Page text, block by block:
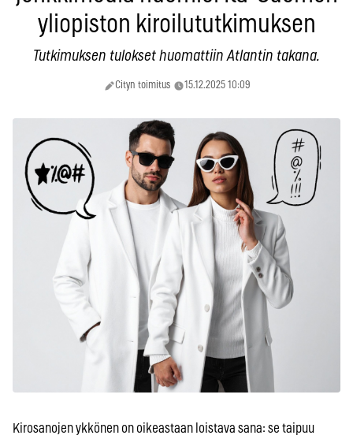
yliopiston kiroilututkimuksen
Tutkimuksen tulokset huomattiin Atlantin takana.
Cityn toimitus 15.12.2025 10:09
Kirosanojen ykkönen on oikeastaan loistava sana: se taipuu